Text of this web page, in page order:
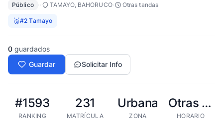
Público ·· TAMAYO, BAHORUCO· Otras tandas
🥈#2 Tamayo
0 guardados
Guardar
Solicitar Info
#1593
RANKING
231
MATRÍCULA
Urbana
ZONA
Otras tandas
HORARIO